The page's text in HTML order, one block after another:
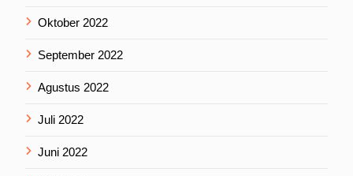
Oktober 2022
September 2022
Agustus 2022
Juli 2022
Juni 2022